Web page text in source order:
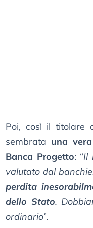
Poi, così il titolare
sembrata una
Banca Progetto: “Il
valutato dal
perdita
dello Stato.
ordinario”.